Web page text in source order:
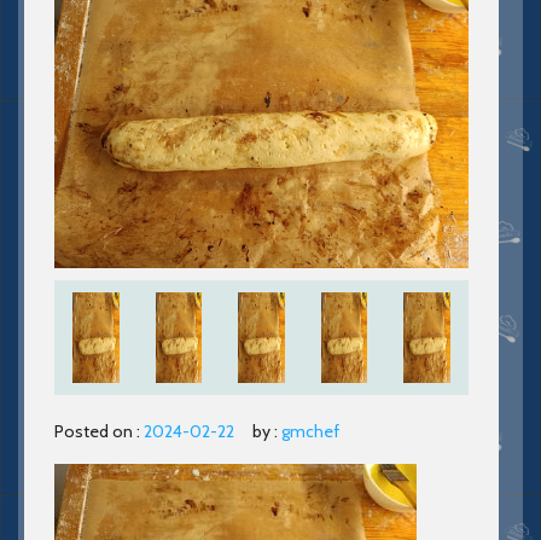
Posted on : 2024-02-22 by : gmchef